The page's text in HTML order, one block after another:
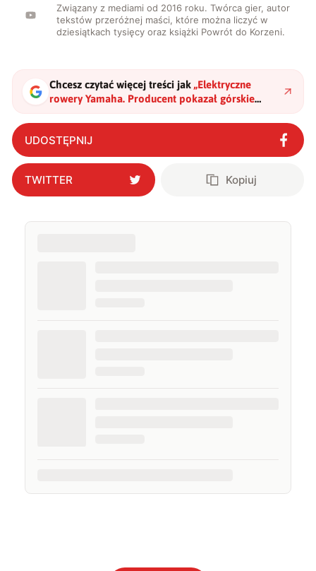
Związany z mediami od 2016 roku. Twórca gier, autor
tekstów przeróżnej maści, które można liczyć w
dziesiątkach tysięcy oraz książki Powrót do Korzeni.
Chcesz czytać więcej treści jak „Elektryczne
rowery Yamaha. Producent pokazał górskie
Moro 07 i Moro 05"?
UDOSTĘPNIJ
TWITTER Kopiuj